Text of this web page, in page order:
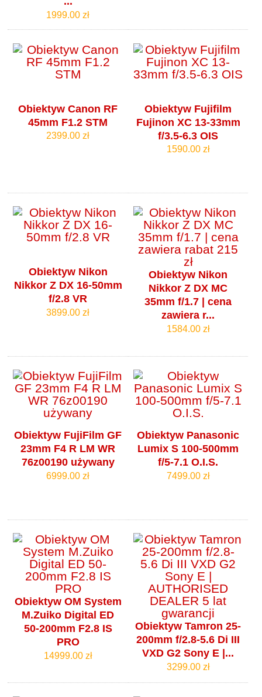
1999.00 zł
Obiektyw Canon RF
45mm F1.2 STM
2399.00 zł
Obiektyw Fujifilm
Fujinon XC 13-33mm
f/3.5-6.3 OIS
1590.00 zł
Obiektyw Nikon
Nikkor Z DX 16-50mm
f/2.8 VR
3899.00 zł
Obiektyw Nikon
Nikkor Z DX MC
35mm f/1.7 | cena
zawiera r...
1584.00 zł
Obiektyw FujiFilm GF
23mm F4 R LM WR
76z00190 używany
6999.00 zł
Obiektyw Panasonic
Lumix S 100-500mm
f/5-7.1 O.I.S.
7499.00 zł
Obiektyw OM System
M.Zuiko Digital ED
50-200mm F2.8 IS
PRO
14999.00 zł
Obiektyw Tamron 25-
200mm f/2.8-5.6 Di III
VXD G2 Sony E |...
3299.00 zł